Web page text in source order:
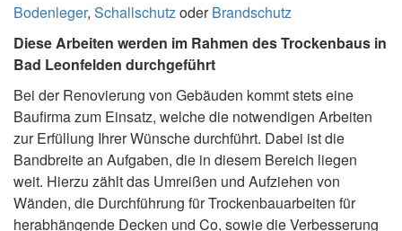
Bodenleger, SchallschutzoderBrandschutz
Diese Arbeiten werden im Rahmen des Trockenbaus in
Bad Leonfelden durchgeführt
Bei der Renovierung von Gebäuden kommt stets eine
Baufirma zum Einsatz, welche die notwendigen Arbeiten
zur Erfüllung Ihrer Wünsche durchführt. Dabei ist die
Bandbreite an Aufgaben, die in diesem Bereich liegen
weit. Hierzu zählt das Umreißen und Aufziehen von
Wänden, die Durchführung für Trockenbauarbeiten für
herabhängende Decken und Co, sowie die Verbesserung